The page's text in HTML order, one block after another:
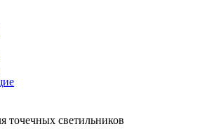
точечных светильников